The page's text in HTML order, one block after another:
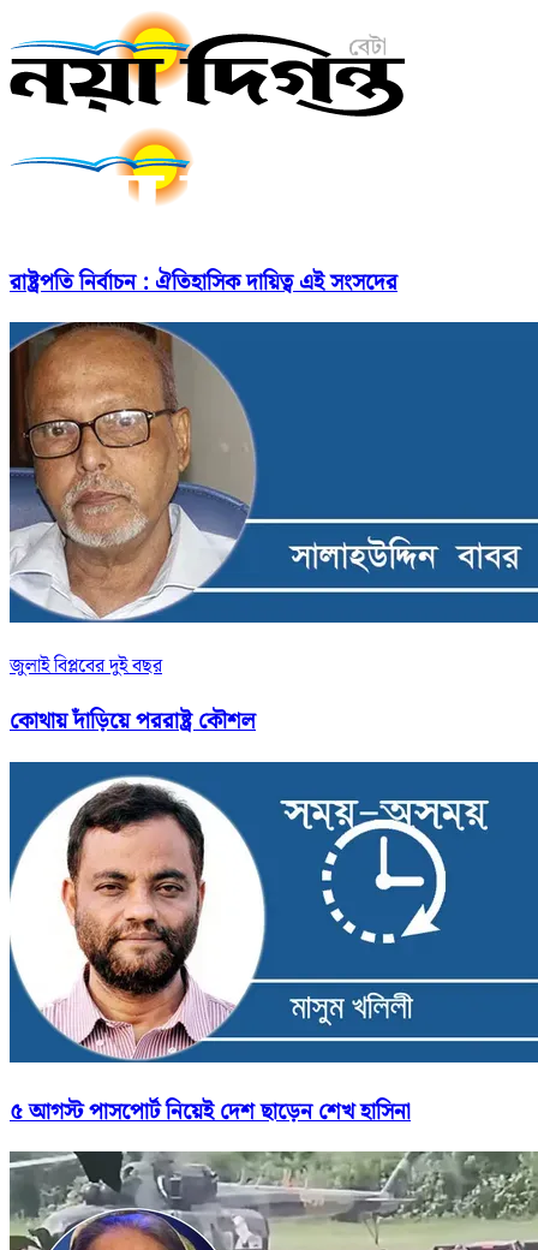
রাষ্ট্রপতি নির্বাচন : ঐতিহাসিক দায়িত্ব এই সংসদের
জুলাই বিপ্লবের দুই বছর
কোথায় দাঁড়িয়ে পররাষ্ট্র কৌশল
৫ আগস্ট পাসপোর্ট নিয়েই দেশ ছাড়েন শেখ হাসিনা